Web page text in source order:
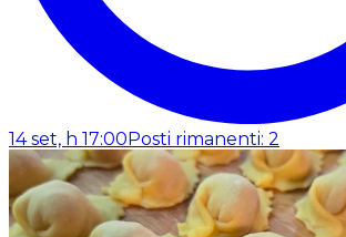
14 set, h 17:00Posti rimanenti: 2